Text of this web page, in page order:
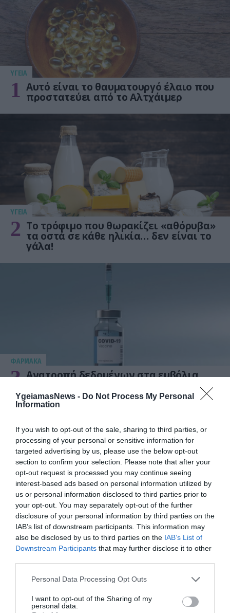
YgeiamasNews - Do Not Process My Personal
Information
If you wish to opt-out of the sale, sharing to third parties, or
processing of your personal or sensitive information for
targeted advertising by us, please use the below opt-out
section to confirm your selection. Please note that after your
opt-out request is processed you may continue seeing
interest-based ads based on personal information utilized by
us or personal information disclosed to third parties prior to
your opt-out. You may separately opt-out of the further
disclosure of your personal information by third parties on the
IAB’s list of downstream participants. This information may
also be disclosed by us to third parties on the IAB’s List of
Downstream Participants that may further disclose it to other
Please note that this website/app uses one or more Google
not limited to your visit or usage behaviour. You may click to
grant or deny consent to Google and its third-party tags to
Personal Data Processing Opt Outs
I want to opt-out of the Sharing of my
personal data.
ΥΓΕΙΑ
1 Αυτό είναι το θαυματουργό έλαιο που
προστατεύει από το Αλτχάιμερ
ΥΓΕΙΑ
2 Το τρόφιμο που θωρακίζει «αθόρυβα»
τα οστά σε κάθε ηλικία… δεν είναι το
γάλα!
ΦΑΡΜΑΚΑ
3 Ανατροπή δεδομένων στα εμβόλια
mRNA: Οι εμβολιασμένοι πεθαίνουν
πλέον στις ΗΠΑ από COVID-19
KΑΡΔΙΑ
4 Ποιοι είναι οι φυσιολογικοί καρδιακοί
παλμοί και ποια τα επικίνδυνα όρια –
Πότε πρέπει να ανησυχήσετε
ΠΕΡΙΣΣΟΤΕΡΑ